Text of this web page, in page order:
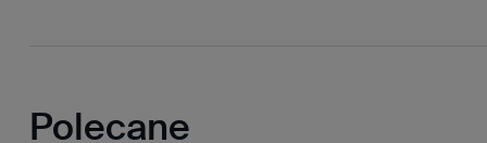
Polecane